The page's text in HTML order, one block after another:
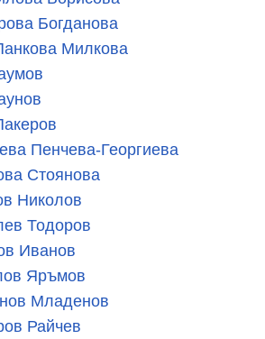
Богданова
Милкова
Пенчева-Георгиева
Стоянова
Николов
Тодоров
Иванов
Яръмов
Младенов
Райчев